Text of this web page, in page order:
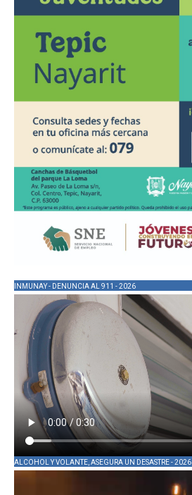
INMUNAY - DENUNCIA AL 911 - 2026
ALCOHOL Y VOLANTE, ASEGURA UN DESASTRE - 2026